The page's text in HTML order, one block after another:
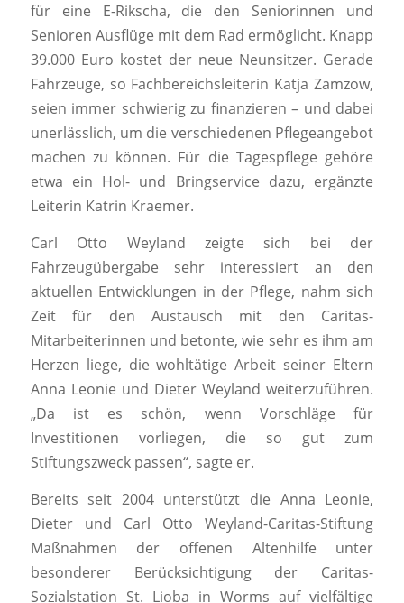
für eine E-Rikscha, die den Seniorinnen und
Senioren Ausflüge mit dem Rad ermöglicht. Knapp
39.000 Euro kostet der neue Neunsitzer. Gerade
Fahrzeuge, so Fachbereichsleiterin Katja Zamzow,
seien immer schwierig zu finanzieren – und dabei
unerlässlich, um die verschiedenen Pflegeangebot
machen zu können. Für die Tagespflege gehöre
etwa ein Hol- und Bringservice dazu, ergänzte
Leiterin Katrin Kraemer.
Carl Otto Weyland zeigte sich bei der
Fahrzeugübergabe sehr interessiert an den
aktuellen Entwicklungen in der Pflege, nahm sich
Zeit für den Austausch mit den Caritas-
Mitarbeiterinnen und betonte, wie sehr es ihm am
Herzen liege, die wohltätige Arbeit seiner Eltern
Anna Leonie und Dieter Weyland weiterzuführen.
„Da ist es schön, wenn Vorschläge für
Investitionen vorliegen, die so gut zum
Stiftungszweck passen“, sagte er.
Bereits seit 2004 unterstützt die Anna Leonie,
Dieter und Carl Otto Weyland-Caritas-Stiftung
Maßnahmen der offenen Altenhilfe unter
besonderer Berücksichtigung der Caritas-
Sozialstation St. Lioba in Worms auf vielfältige